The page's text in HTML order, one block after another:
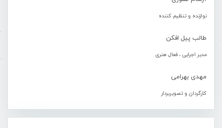
نوازنده و تنظیم کننده
طالب پیل افکن
مدیر اجرایی ، فعال هنری
مهدی بهرامی
کارگردان و تصویربردار